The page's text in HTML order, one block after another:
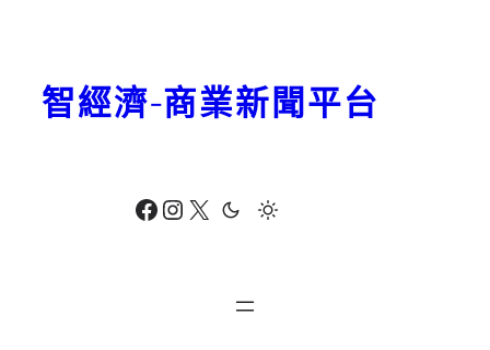
Facebook Instagram X
智經濟-商業新聞平台